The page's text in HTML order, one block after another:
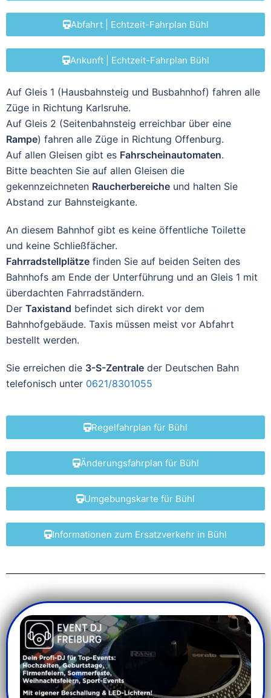
Abfahrt | Echtzeit-Fahrplan Bühl
Ankunft | Echtzeit-Fahrplan Bühl
Auf Gleis 1 (Hausbahnsteig und Busbahnhof) fahren alle
Züge in Richtung Karlsruhe.
Auf Gleis 2 (Seitenbahnsteig erreichbar über eine
Rampe) fahren alle Züge in Richtung Offenburg.
Auf allen Gleisen gibt es Fahrscheinautomaten.
Bitte beachten Sie auf allen Gleisen die
gekennzeichneten Raucherbereiche und halten Sie
Abstand zur Bahnsteigkante.
An diesem Bahnhof gibt es keine öffentliche Toilette
und keine Schließfächer.
Fahrradstellplätze finden Sie auf beiden Seiten des
Bahnhofs am Ende der Unterführung und an Gleis 1 mit
überdachten Fahrradständern.
Der Taxistand befindet sich direkt vor dem
Bahnhofgebäude. Taxis müssen meist vor Abfahrt
bestellt werden.
Sie erreichen die 3-S-Zentrale der Deutschen Bahn
telefonisch unter 0621/8301055
Regelfahrplan für Bühl
Änderungsfahrplan für Bühl
Umgebungskarte für Bühl
Informationen zum Ersatzverkehr in Bühl